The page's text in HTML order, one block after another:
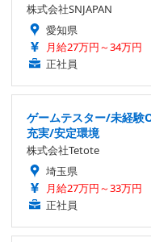
株式会社SNJAPAN
愛知県
月給27万円～34万円
正社員
ゲームテスター/未経験
充実/安定環境
株式会社Tetote
埼玉県
月給27万円～33万円
正社員